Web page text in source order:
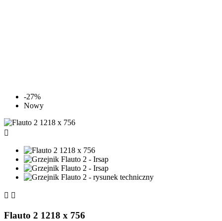
-27%
Nowy

 
Flauto 2 1218 x 756